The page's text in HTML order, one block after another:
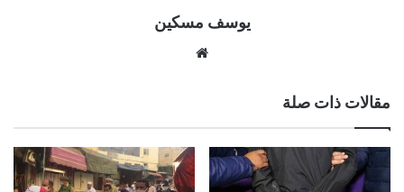
يوسف مسكين
مقالات ذات صلة